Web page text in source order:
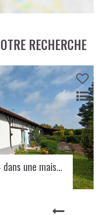
RECHERCHE
Saubion, appartement T4 dans une maison landaise à 15 minutes des plages